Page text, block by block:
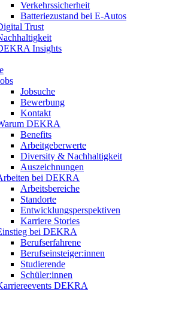
Verkehrssicherheit
Batteriezustand bei E-Autos
Trust
Insights
Jobsuche
Bewerbung
Kontakt
DEKRA
Benefits
Arbeitgeberwerte
Diversity & Nachhaltigkeit
Auszeichnungen
bei DEKRA
Arbeitsbereiche
Standorte
Entwicklungsperspektiven
Karriere Stories
bei DEKRA
Berufserfahrene
Berufseinsteiger:innen
Studierende
Schüler:innen
DEKRA